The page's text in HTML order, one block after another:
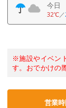
今日
32℃／
※施設やイベン
す。おでかけの
営業